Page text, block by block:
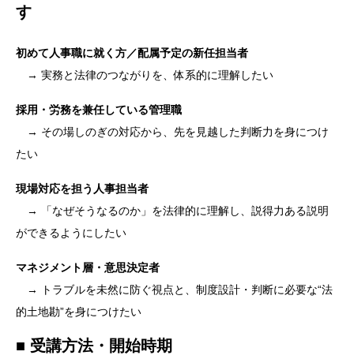
す
初めて人事職に就く方／配属予定の新任担当者
→ 実務と法律のつながりを、体系的に理解したい
採用・労務を兼任している管理職
→ その場しのぎの対応から、先を見越した判断力を身につけ
たい
現場対応を担う人事担当者
→ 「なぜそうなるのか」を法律的に理解し、説得力ある説明
ができるようにしたい
マネジメント層・意思決定者
→ トラブルを未然に防ぐ視点と、制度設計・判断に必要な“法
的土地勘”を身につけたい
■ 受講方法・開始時期